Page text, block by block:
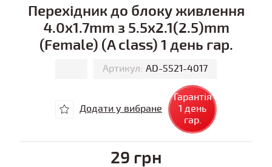
Перехідник до блоку живлення
4.0x1.7mm з 5.5x2.1(2.5)mm
(Female) (A class) 1 день гар.
Артикул: AD-5521-4017
Додати у вибране
Гарантія
1 день
гар.
29 грн